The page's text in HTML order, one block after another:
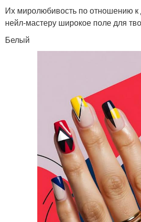
Их миролюбивость по отношению к
нейл-мастеру широкое поле для
Белый